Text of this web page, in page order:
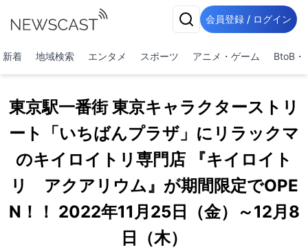
会員登録 / ログイン
新着 地域検索 エンタメ スポーツ アニメ・ゲーム BtoB・
東京駅一番街 東京キャラクターストリ
ート「いちばんプラザ」にリラックマ
のキイロイトリ専門店 『キイロイト
リ アクアリウム』が期間限定でOPE
N！！ 2022年11月25日（金）～12月8
日（木）